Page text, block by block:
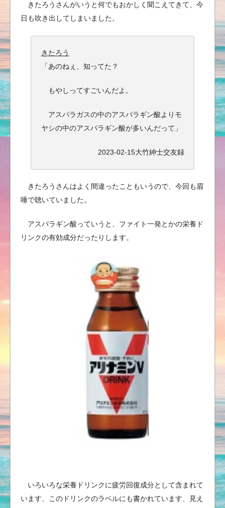
きたろうさんがいうと何でもおかしく聞こえてきて、今
日も吹き出してしまいました。
きたろう
「あのねぇ、知ってた？
もやしってすごいんだよ。
アスパラガスの中のアスパラギン酸よりモ
ヤシの中のアスパラギン酸が多いんだって」
2023-02-15大竹紳士交友録
きたろうさんはよく間違ったこともいうので、今回も眉
唾で聴いていました。
アスパラギン酸っていうと、ファイト一発とかの栄養ド
リンクの有効成分だったりします。
いろいろな栄養ドリンクに疲労回復成分として含まれて
います、このドリンクのラベルにも書かれています、見え